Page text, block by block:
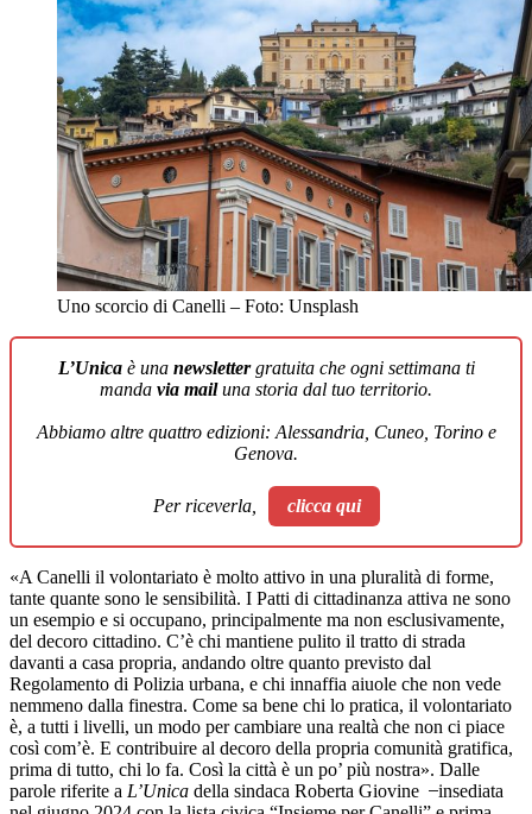
Uno scorcio di Canelli – Foto: Unsplash
L’Unicaè una newslettergratuita che ogni settimana ti
manda via mailuna storia dal tuo territorio.
Abbiamo altre quattro edizioni: Alessandria, Cuneo, Torino e
Genova.
Per riceverla, clicca qui
«A Canelli il volontariato è molto attivo in una pluralità di forme,
tante quante sono le sensibilità. I Patti di cittadinanza attiva ne sono
un esempio e si occupano, principalmente ma non esclusivamente,
del decoro cittadino. C’è chi mantiene pulito il tratto di strada
davanti a casa propria, andando oltre quanto previsto dal
Regolamento di Polizia urbana, e chi innaffia aiuole che non vede
nemmeno dalla finestra. Come sa bene chi lo pratica, il volontariato
è, a tutti i livelli, un modo per cambiare una realtà che non ci piace
così com’è. E contribuire al decoro della propria comunità gratifica,
prima di tutto, chi lo fa. Così la città è un po’ più nostra». Dalle
parole riferite a L’Unica della sindaca Roberta Giovine ̶ insediata